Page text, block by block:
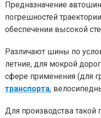
Предназначение
погрешностей
обеспечении высокой
Различают шины по
летние, для мокрой
сфере применения (для
транспорта,
Для производства такой